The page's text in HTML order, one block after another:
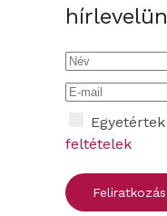
feltételek